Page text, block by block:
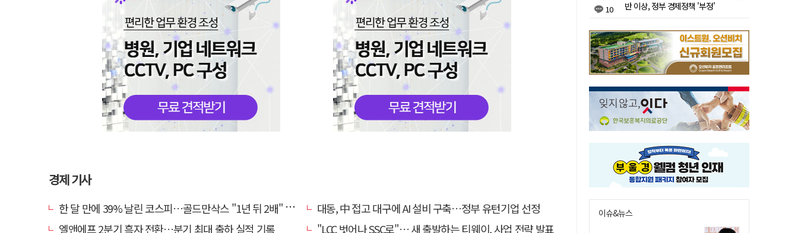
경제 기사
한 달 만에 39% 날린 코스피…골드만삭스 "1년 뒤 2배" 예상, 왜?
대동, 中 접고 대구에 AI 설비 구축…정부 유턴기업 선정
엘앤에프 2분기 흑자 전환…분기 최대 출하 실적 기록
"LCC 벗어나 SSC로"… 새 출발하는 티웨이, 사업 전략 발표
10
반 이상, 정부 경제정책 '부정'
이슈&뉴스